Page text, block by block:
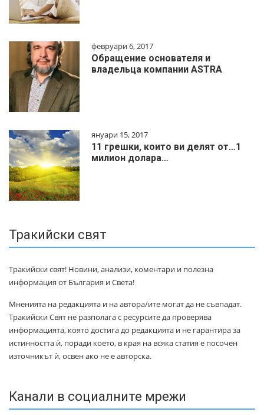
февруари 6, 2017
Обращение основателя и
владельца компании ASTRA
януари 15, 2017
11 грешки, които ви делят от…1
милиoн дoлapa…
Тракийски свят
Тракийски свят! Новини, анализи, коментари и полезна
информация от България и Света!
Мненията на редакцията и на автора/ите могат да не съвпадат.
Тракийски Свят не разполага с ресурсите да проверява
информацията, която достига до редакцията и не гарантира за
истинността ѝ, поради което, в края на всяка статия е посочен
източникът ѝ, освен ако не е авторска.
Канали в социалните мрежи